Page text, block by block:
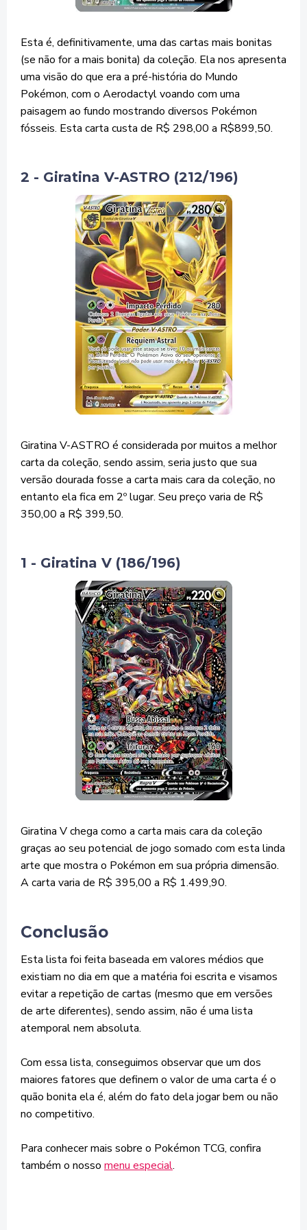
Esta é, definitivamente, uma das cartas mais bonitas
(se não for a mais bonita) da coleção. Ela nos apresenta
uma visão do que era a pré-história do Mundo
Pokémon, com o Aerodactyl voando com uma
paisagem ao fundo mostrando diversos Pokémon
fósseis. Esta carta custa de R$ 298,00 a R$899,50.
2 - Giratina V-ASTRO (212/196)
Giratina V-ASTRO é considerada por muitos a melhor
carta da coleção, sendo assim, seria justo que sua
versão dourada fosse a carta mais cara da coleção, no
entanto ela fica em 2º lugar. Seu preço varia de R$
350,00 a R$ 399,50.
1 - Giratina V (186/196)
Giratina V chega como a carta mais cara da coleção
graças ao seu potencial de jogo somado com esta linda
arte que mostra o Pokémon em sua própria dimensão.
A carta varia de R$ 395,00 a R$ 1.499,90.
Conclusão
Esta lista foi feita baseada em valores médios que
existiam no dia em que a matéria foi escrita e visamos
evitar a repetição de cartas (mesmo que em versões
de arte diferentes), sendo assim, não é uma lista
atemporal nem absoluta.
Com essa lista, conseguimos observar que um dos
maiores fatores que definem o valor de uma carta é o
quão bonita ela é, além do fato dela jogar bem ou não
no competitivo.
Para conhecer mais sobre o Pokémon TCG, confira
também o nosso menu especial.